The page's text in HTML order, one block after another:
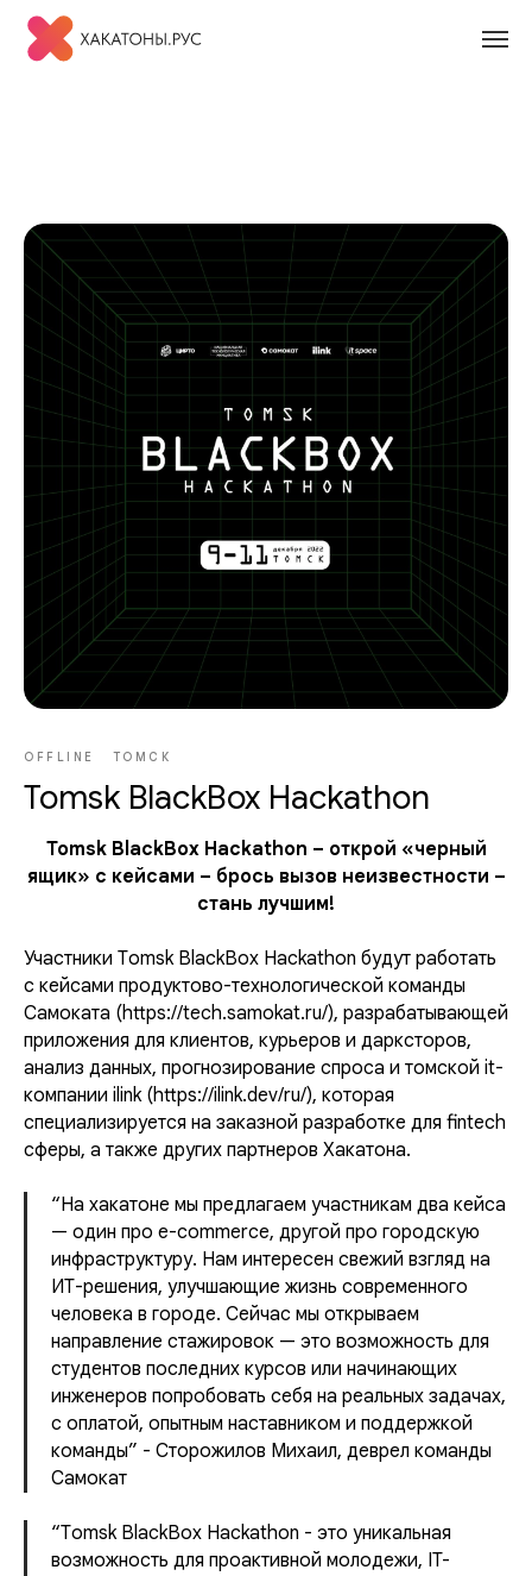
OFFLINE ТОМСК
Tomsk BlackBox Hackathon
Tomsk BlackBox Hackathon – открой «черный
ящик» с кейсами – брось вызов неизвестности –
стань лучшим!
Участники Тomsk BlackBox Hackathon будут работать
с кейсами продуктово-технологической команды
Самоката (https://tech.samokat.ru/), разрабатывающей
приложения для клиентов, курьеров и дарксторов,
анализ данных, прогнозирование спроса и томской it-
компании ilink (https://ilink.dev/ru/), которая
специализируется на заказной разработке для fintech
сферы, а также других партнеров Хакатона.
“На хакатоне мы предлагаем участникам два кейса
— один про e-commerce, другой про городскую
инфраструктуру. Нам интересен свежий взгляд на
ИТ-решения, улучшающие жизнь современного
человека в городе. Сейчас мы открываем
направление стажировок — это возможность для
студентов последних курсов или начинающих
инженеров попробовать себя на реальных задачах,
с оплатой, опытным наставником и поддержкой
команды” - Сторожилов Михаил, деврел команды
Самокат
“Тomsk BlackBox Hackathon - это уникальная
возможность для проактивной молодежи, IT-